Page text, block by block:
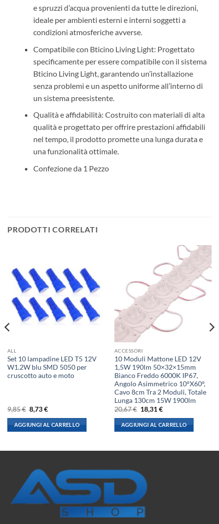
e spruzzi d’acqua provenienti da tutte le direzioni,
ideale per ambienti esterni e interni soggetti a
condizioni atmosferiche avverse.
Compatibile con Bticino Living Light: Progettato
specificamente per essere compatibile con il sistema
Bticino Living Light, garantendo un’installazione
senza problemi e un aspetto uniforme all’interno di
un sistema preesistente.
Qualità e affidabilità: Costruito con materiali di alta
qualità e progettato per offrire prestazioni affidabili
nel tempo, il prodotto promette una lunga durata e
una funzionalità ottimale.
Confezione da 1 Pezzo
PRODOTTI CORRELATI
ALL
Set 10 lampadine LED T5 12V
W1.2W blu SMD 5050 per
cruscotto auto e moto
9,85€ Il
prezzo
originale
era:
9,85 €.
8,73€Il
attuale
è:
8,73 €.
AGGIUNGI AL CARRELLO
ACCESSORI
10 Moduli Mattone LED 12V
1,5W 190lm 50×32×15mm
Bianco Freddo 6000K IP67,
Angolo Asimmetrico 10°X60°,
Cavo 8cm Tra 2 Moduli, Totale
Lunga 130cm 15W 1900lm
20,67€ Il
prezzo
originale
era:
20,67 €.
18,31€Il
attuale
è:
18,31 €.
AGGIUNGI AL CARRELLO